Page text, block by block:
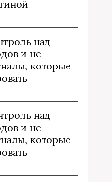
над
и не
которые
над
и не
которые